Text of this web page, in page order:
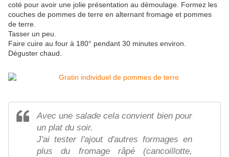
coté pour avoir une jolie présentation au démoulage. Formez les
couches de pommes de terre en alternant fromage et pommes
de terre.
Tasser un peu.
Faire cuire au four à 180° pendant 30 minutes environ.
Déguster chaud.
Avec une salade cela convient bien pour
un plat du soir.
J'ai tester l'ajout d'autres formages en
plus du fromage râpé (cancoillotte,